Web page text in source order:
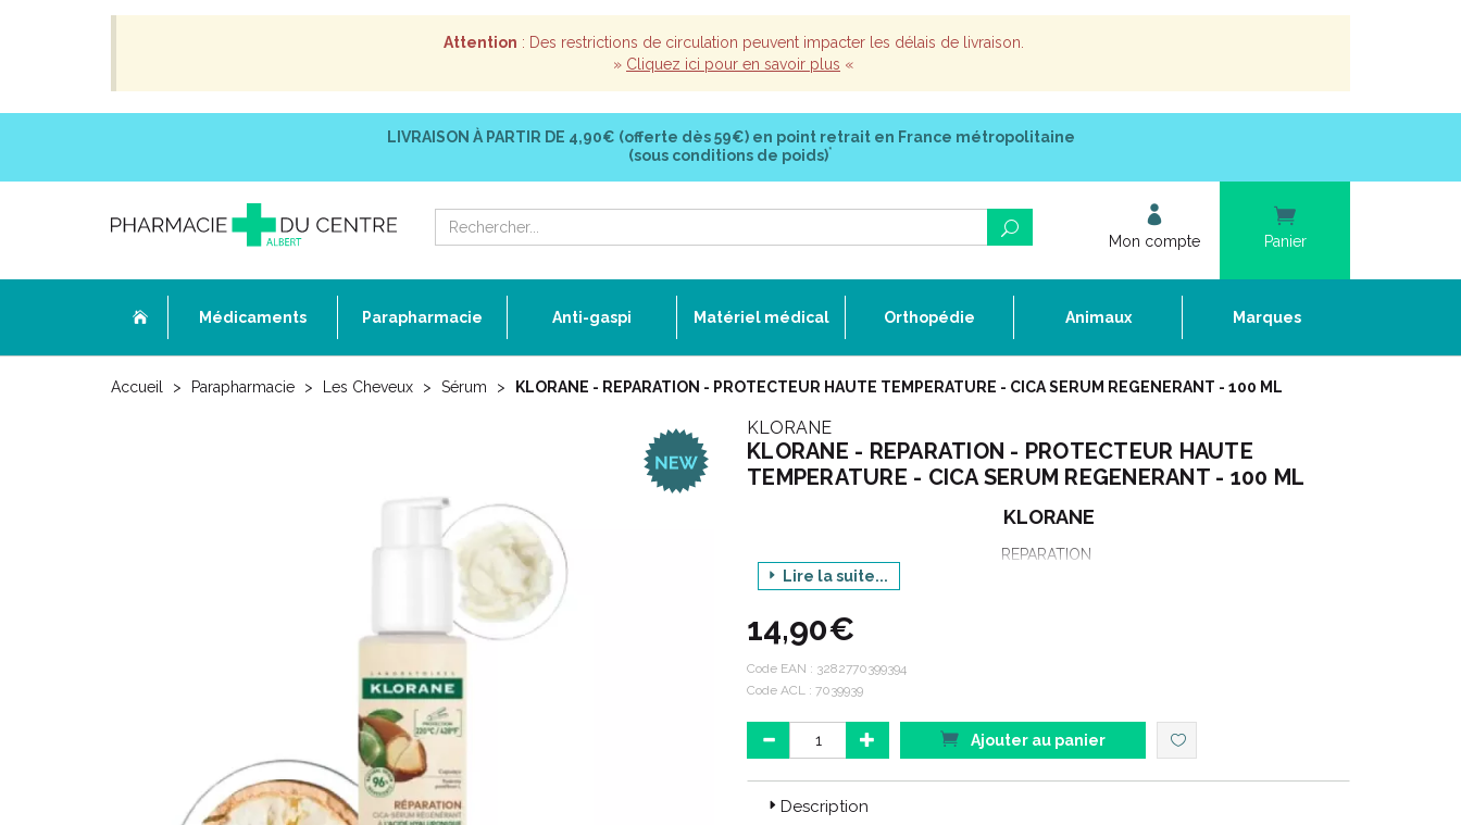
Attention : Des restrictions de circulation peuvent impacter les délais de livraison.
» Cliquez ici pour en savoir plus «
LIVRAISON À PARTIR DE 4,90€ (offerte dès 59€) en point retrait en France métropolitaine
(sous conditions de poids)*
Mon compte Panier
Médicaments Parapharmacie Anti-gaspi Matériel médical Orthopédie Animaux Marques
Accueil Parapharmacie Les Cheveux Sérum KLORANE - REPARATION - PROTECTEUR HAUTE TEMPERATURE - CICA SERUM REGENERANT - 100 ML
KLORANE
KLORANE - REPARATION - PROTECTEUR HAUTE
TEMPERATURE - CICA SERUM REGENERANT - 100 ML
KLORANE
REPARATION
Lire la suite...
14,90€
Code EAN : 3282770399394
Code ACL : 7039939
Ajouter au panier
Description